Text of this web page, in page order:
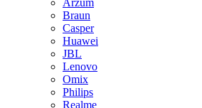
Braun
Casper
Huawei
JBL
Lenovo
Omix
Philips
Realme